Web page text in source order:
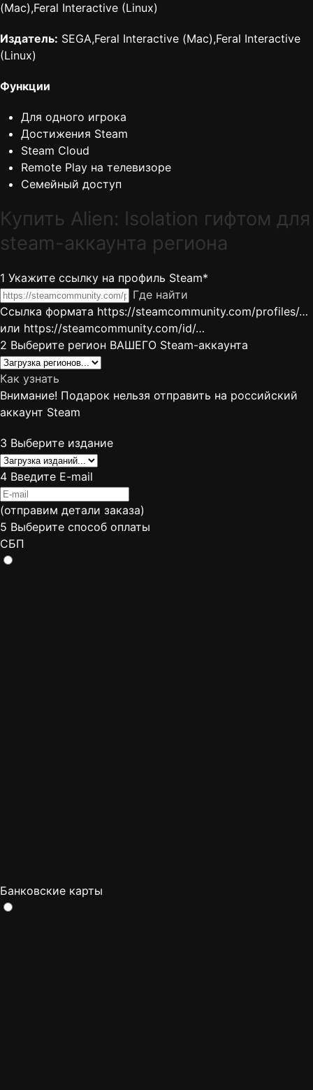
(Mac),Feral Interactive (Linux)
Издатель: SEGA,Feral Interactive (Mac),Feral Interactive
(Linux)
Функции
Для одного игрока
Достижения Steam
Steam Cloud
Remote Play на телевизоре
Семейный доступ
Купить Alien: Isolation гифтом для
steam-аккаунта региона
1 Укажите ссылку на профиль Steam*
Где найти
Ссылка формата https://steamcommunity.com/profiles/…
или https://steamcommunity.com/id/…
2 Выберите регион ВАШЕГО Steam-аккаунта
Как узнать
Внимание! Подарок нельзя отправить на российский
аккаунт Steam
3 Выберите издание
4 Введите E-mail
(отправим детали заказа)
5 Выберите способ оплаты
СБП
Банковские карты